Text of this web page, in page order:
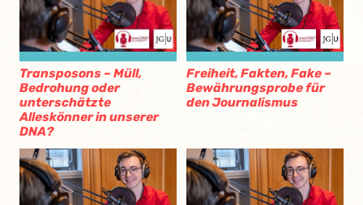
Transposons – Müll,
Bedrohung oder
unterschätzte
Alleskönner in unserer
DNA?
Freiheit, Fakten, Fake –
Bewährungsprobe für
den Journalismus